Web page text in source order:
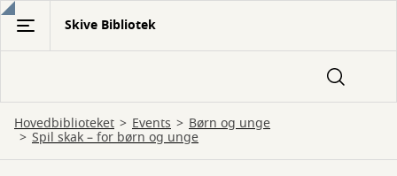
Gå
hovedindhold
Skive Bibliotek
Hovedbiblioteket Events Børn og unge
Spil skak – for børn og unge